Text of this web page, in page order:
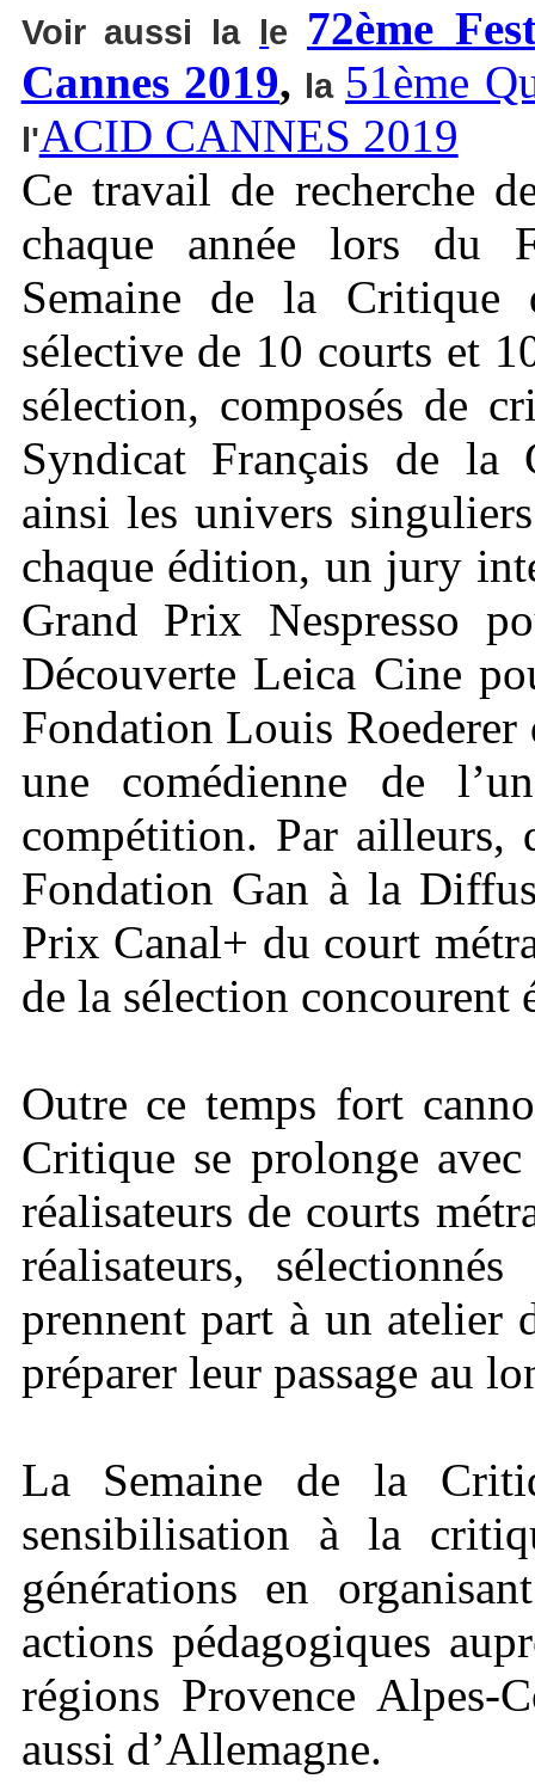
Voir aussi la le 72ème
Cannes 2019, la 51ème
l'ACID CANNES 2019
Ce travail de recherche
chaque année lors du
Semaine de la Critique
sélective de 10 courts et
sélection, composés de
Syndicat Français de la
ainsi les univers
chaque édition, un jury
Grand Prix Nespresso
Découverte Leica Cine
Fondation Louis
une comédienne de
compétition. Par ailleurs,
Fondation Gan à la
Prix Canal+ du court
de la sélection concourent
Outre ce temps fort
Critique se prolonge avec
réalisateurs de courts
réalisateurs,
prennent part à un atelier
préparer leur passage au
La Semaine de la
sensibilisation à la
générations en
actions pédagogiques
régions Provence Alpes-
aussi d’Allemagne.